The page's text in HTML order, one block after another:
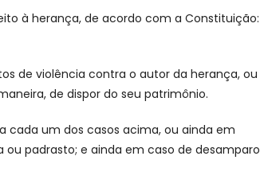
à herança, de acordo com a Constituição:
de violência contra o autor da herança, ou
de dispor do seu patrimônio.
cada um dos casos acima, ou ainda em
padrasto; e ainda em caso de desamparo